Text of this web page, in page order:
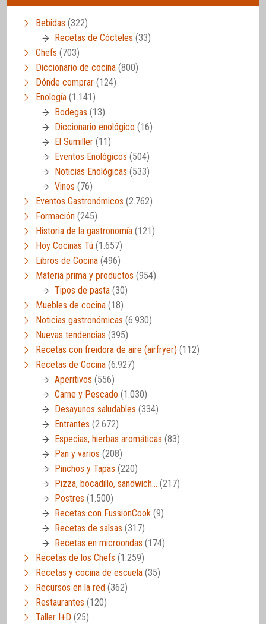
Bebidas (322)
Recetas de Cócteles (33)
Chefs (703)
Diccionario de cocina (800)
Dónde comprar (124)
Enología (1.141)
Bodegas (13)
Diccionario enológico (16)
El Sumiller (11)
Eventos Enológicos (504)
Noticias Enológicas (533)
Vinos (76)
Eventos Gastronómicos (2.762)
Formación (245)
Historia de la gastronomía (121)
Hoy Cocinas Tú (1.657)
Libros de Cocina (496)
Materia prima y productos (954)
Tipos de pasta (30)
Muebles de cocina (18)
Noticias gastronómicas (6.930)
Nuevas tendencias (395)
Recetas con freidora de aire (airfryer) (112)
Recetas de Cocina (6.927)
Aperitivos (556)
Carne y Pescado (1.030)
Desayunos saludables (334)
Entrantes (2.672)
Especias, hierbas aromáticas (83)
Pan y varios (208)
Pinchos y Tapas (220)
Pizza, bocadillo, sandwich… (217)
Postres (1.500)
Recetas con FussionCook (9)
Recetas de salsas (317)
Recetas en microondas (174)
Recetas de los Chefs (1.259)
Recetas y cocina de escuela (35)
Recursos en la red (362)
Restaurantes (120)
Taller I+D (25)